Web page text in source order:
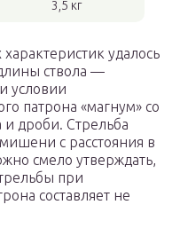
3,5 кг
удалось
ствола —
условии
патрона «магнум» со
и дроби. Стрельба
с расстояния в
смело утверждать,
при
составляет не